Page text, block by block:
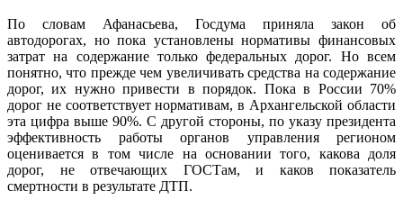
По словам Афанасьева, Госдума приняла закон об
автодорогах, но пока установлены нормативы финансовых
затрат на содержание только федеральных дорог. Но всем
понятно, что прежде чем увеличивать средства на содержание
дорог, их нужно привести в порядок. Пока в России 70%
дорог не соответствует нормативам, в Архангельской области
эта цифра выше 90%. С другой стороны, по указу президента
эффективность работы органов управления регионом
оценивается в том числе на основании того, какова доля
дорог, не отвечающих ГОСТам, и каков показатель
смертности в результате ДТП.